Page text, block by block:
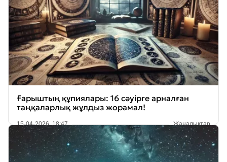
Ғарыштың құпиялары: 16 сәуірге арналған
таңқаларлық жұлдыз жорамал!
15-04-2026, 18:47 Жаңалықтар